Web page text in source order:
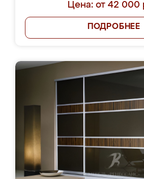
Цена: от 42 000
ПОДРОБНЕЕ